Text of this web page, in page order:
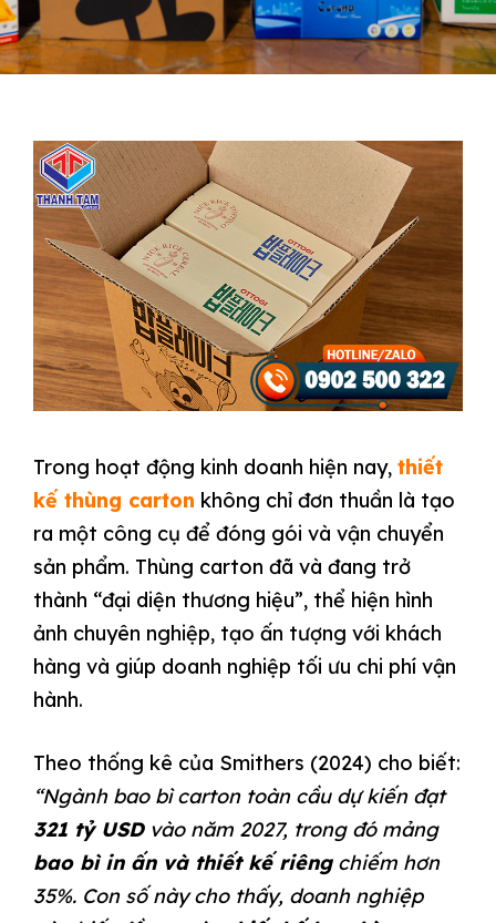
Trong hoạt động kinh doanh hiện nay, thiết
kế thùng carton không chỉ đơn thuần là tạo
ra một công cụ để đóng gói và vận chuyển
sản phẩm. Thùng carton đã và đang trở
thành “đại diện thương hiệu”, thể hiện hình
ảnh chuyên nghiệp, tạo ấn tượng với khách
hàng và giúp doanh nghiệp tối ưu chi phí vận
hành.
Theo thống kê của Smithers (2024) cho biết:
“Ngành bao bì carton toàn cầu dự kiến đạt
321 tỷ USDvào năm 2027, trong đó mảng
bao bì in ấn và thiết kế riêngchiếm hơn
35%. Con số này cho thấy, doanh nghiệp